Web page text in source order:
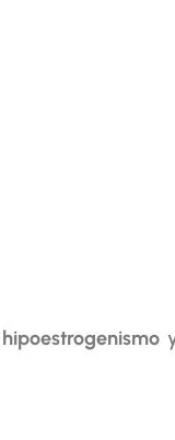
hipoestrogenismo